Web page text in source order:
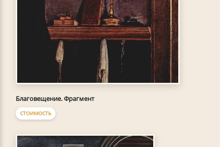
Благовещение. Фрагмент
СТОИМОСТЬ